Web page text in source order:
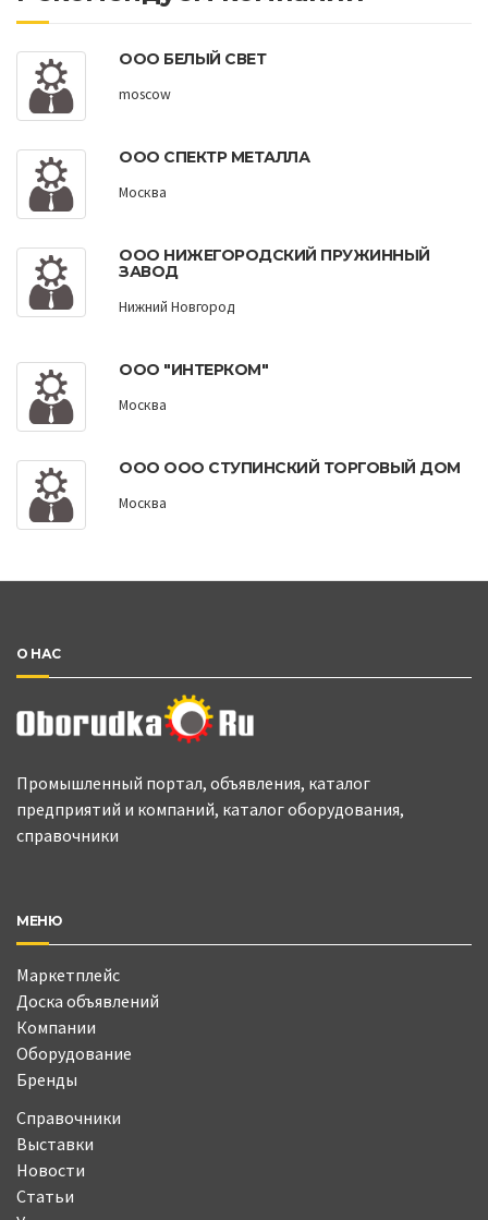
ООО БЕЛЫЙ СВЕТ
moscow
ООО СПЕКТР МЕТАЛЛА
Москва
ООО НИЖЕГОРОДСКИЙ ПРУЖИННЫЙ
ЗАВОД
Нижний Новгород
ООО "ИНТЕРКОМ"
Москва
ООО ООО СТУПИНСКИЙ ТОРГОВЫЙ ДОМ
Москва
О НАС
Промышленный портал, объявления, каталог
предприятий и компаний, каталог оборудования,
справочники
МЕНЮ
Маркетплейс
Доска объявлений
Компании
Оборудование
Бренды
Справочники
Выставки
Новости
Статьи